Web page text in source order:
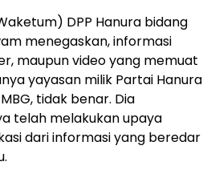
DPP Hanura bidang
menegaskan, informasi
maupun video yang memuat
yayasan milik Partai Hanura
tidak benar. Dia
telah melakukan upaya
dari informasi yang beredar